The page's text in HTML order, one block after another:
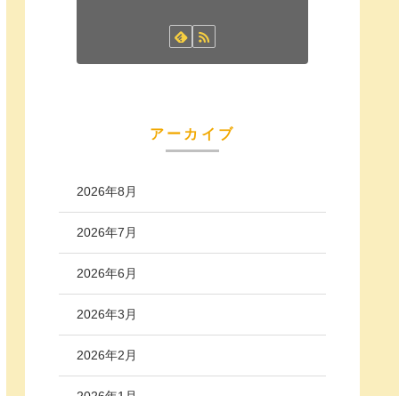
アーカイブ
2026年8月
2026年7月
2026年6月
2026年3月
2026年2月